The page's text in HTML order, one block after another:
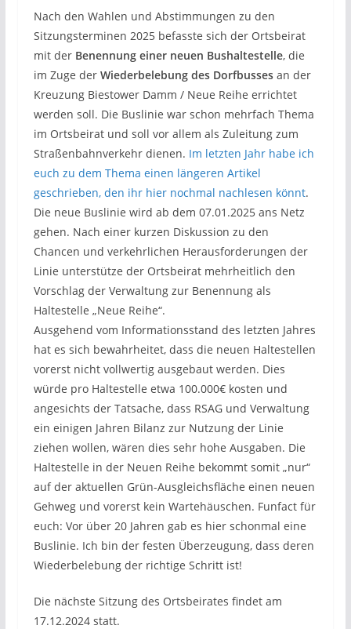
Nach den Wahlen und Abstimmungen zu den
Sitzungsterminen 2025 befasste sich der Ortsbeirat
mit der Benennung einer neuen Bushaltestelle, die
im Zuge der Wiederbelebung des Dorfbussesan der
Kreuzung Biestower Damm / Neue Reihe errichtet
werden soll. Die Buslinie war schon mehrfach Thema
im Ortsbeirat und soll vor allem als Zuleitung zum
Straßenbahnverkehr dienen. Im letzten Jahr habe ich
euch zu dem Thema einen längeren Artikel
geschrieben, den ihr hier nochmal nachlesen könnt.
Die neue Buslinie wird ab dem 07.01.2025 ans Netz
gehen. Nach einer kurzen Diskussion zu den
Chancen und verkehrlichen Herausforderungen der
Linie unterstütze der Ortsbeirat mehrheitlich den
Vorschlag der Verwaltung zur Benennung als
Haltestelle „Neue Reihe“.
Ausgehend vom Informationsstand des letzten Jahres
hat es sich bewahrheitet, dass die neuen Haltestellen
vorerst nicht vollwertig ausgebaut werden. Dies
würde pro Haltestelle etwa 100.000€ kosten und
angesichts der Tatsache, dass RSAG und Verwaltung
ein einigen Jahren Bilanz zur Nutzung der Linie
ziehen wollen, wären dies sehr hohe Ausgaben. Die
Haltestelle in der Neuen Reihe bekommt somit „nur“
auf der aktuellen Grün-Ausgleichsfläche einen neuen
Gehweg und vorerst kein Wartehäuschen. Funfact für
euch: Vor über 20 Jahren gab es hier schonmal eine
Buslinie. Ich bin der festen Überzeugung, dass deren
Wiederbelebung der richtige Schritt ist!
Die nächste Sitzung des Ortsbeirates findet am
17.12.2024 statt.